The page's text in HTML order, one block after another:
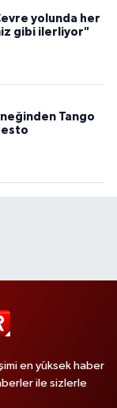
yolunda her
gibi ilerliyor"
Tango
en yüksek haber
ile sizlerle